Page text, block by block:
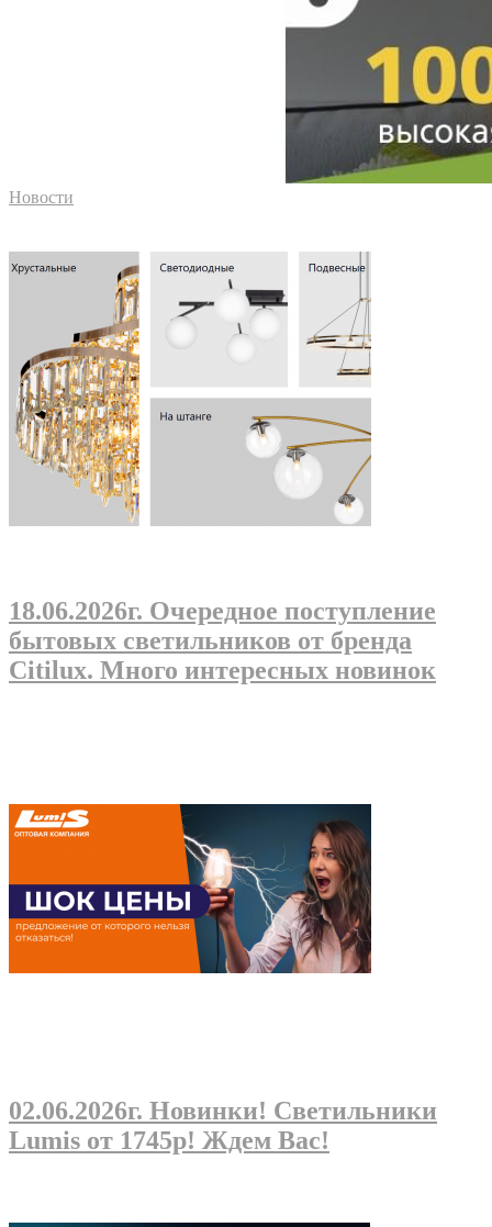
Новости
18.06.2026г. Очередное поступление
бытовых светильников от бренда
Citilux. Много интересных новинок
02.06.2026г. Новинки! Светильники
Lumis от 1745р! Ждем Вас!